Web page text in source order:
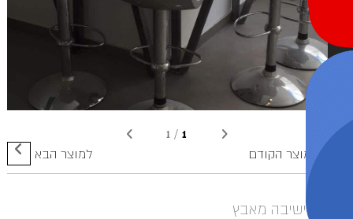
למוצר הקודם
למוצר הבא
ישיבה מאבץ